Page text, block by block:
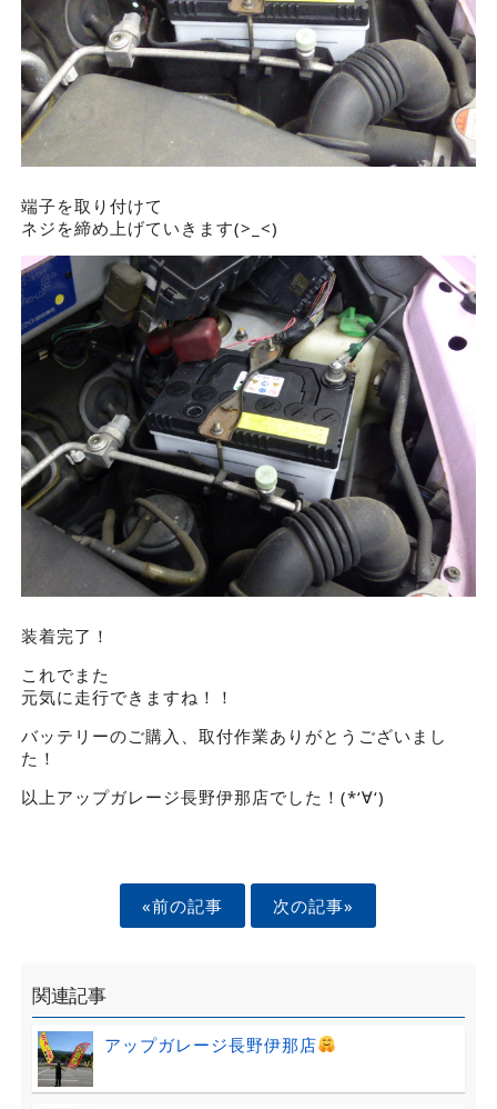
端子を取り付けて
ネジを締め上げていきます(>_<)
装着完了！
これでまた
元気に走行できますね！！
バッテリーのご購入、取付作業ありがとうございまし
た！
以上アップガレージ長野伊那店でした！(*‘∀‘)
«前の記事 次の記事»
関連記事
アップガレージ長野伊那店